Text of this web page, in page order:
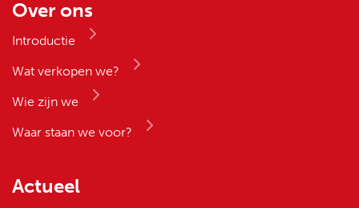
Waar staan we voor?
Actueel
Contact
Contactformulier
Wij gebruiken cookies op onze website voor de beste
rijervaring. Als je verder gaat met browsen gaan we er vanuit
dat je dat OK vindt!